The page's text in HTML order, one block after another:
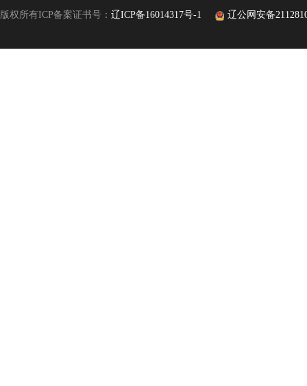
版权所有ICP备案证书号： 辽ICP备16014317号-1 辽公网安备